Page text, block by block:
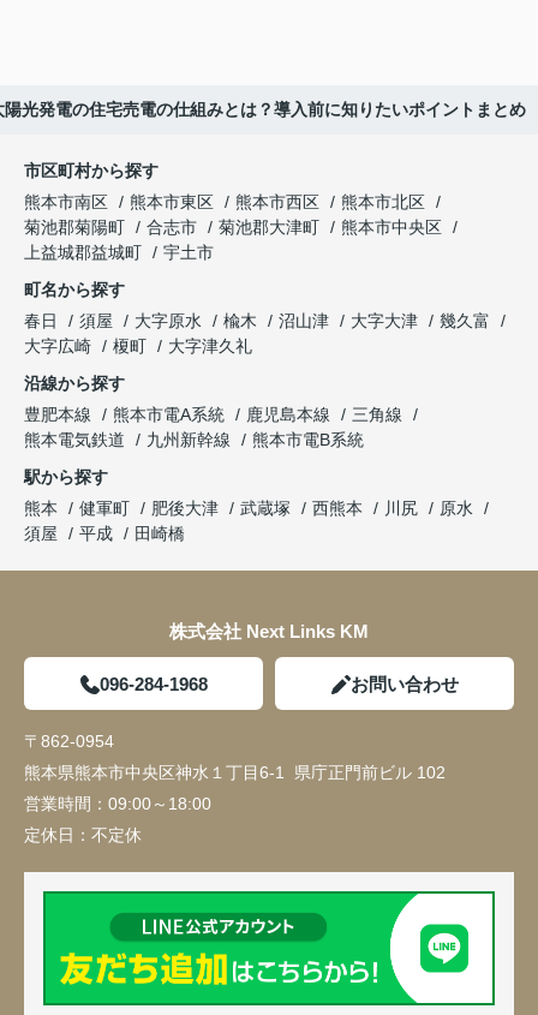
陽光発電の住宅売電の仕組みとは？導入前に知りたいポイントまとめ
市区町村から探す
熊本市南区
熊本市東区 熊本市西区
熊本市北区
菊池郡菊陽町
合志市 菊池郡大津町
熊本市中央区
上益城郡益城町
宇土市
町名から探す
春日
須屋 大字原水 楡木 沼山津 大字大津
幾久富
大字広崎
榎町
大字津久礼
沿線から探す
豊肥本線
熊本市電A系統 鹿児島本線
三角線
熊本電気鉄道
九州新幹線
熊本市電B系統
駅から探す
熊本
健軍町 肥後大津 武蔵塚 西熊本 川尻
原水
須屋
平成 田崎橋
株式会社 Next Links KM
096-284-1968 お問い合わせ
〒862-0954
熊本県熊本市中央区神水１丁目6-1 県庁正門前ビル 102
営業時間： 09:00～18:00
定休日： 不定休